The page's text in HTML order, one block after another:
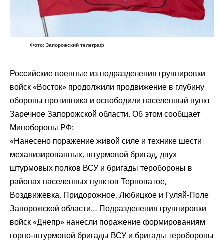
Фото: Запорожский телеграф
Российские военные из подразделения группировки
войск «Восток» продолжили продвижение в глубину
обороны противника и освободили населенный пункт
Заречное Запорожской области. Об этом сообщает
Минобороны РФ:
«Нанесено поражение живой силе и технике шести
механизированных, штурмовой бригад, двух
штурмовых полков ВСУ и бригады теробороны в
районах населенных пунктов Терноватое,
Воздвижевка, Придорожное, Любицкое и Гуляй-Поле
Запорожской области… Подразделения группировки
войск «Днепр» нанесли поражение формированиям
горно-штурмовой бригады ВСУ и бригады теробороны